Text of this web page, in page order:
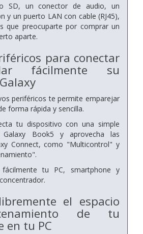
SD, un conector de audio, un
y un puerto LAN con cable (RJ45),
que preocuparte por comprar un
aparte.
para conectar
fácilmente su
periféricos te permite emparejar
forma rápida y sencilla.
tu dispositivo con una simple
Book5 y aprovecha las
Connect, como "Multicontrol" y
fácilmente tu PC, smartphone y
el espacio
de tu
en tu PC